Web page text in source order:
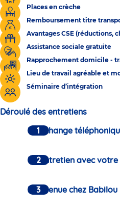
Places en crèche
Remboursement titre
Avantages CSE (réductions,
Assistance sociale gratuite
Rapprochement domicile -
Lieu de travail agréable et
Séminaire d’intégration
Déroulé des entretiens
Un échange
Un entretien avec
Bienvenue chez Babilou